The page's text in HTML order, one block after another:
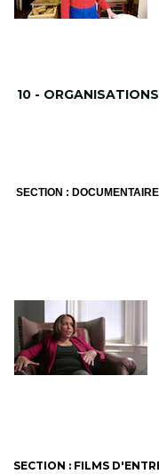
10 -
SECTION :
SECTION : FILMS